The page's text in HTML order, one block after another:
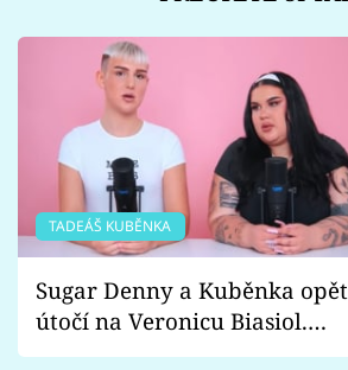
TADEÁŠ KUBĚNKA
Sugar Denny a Kuběnka opět
útočí na Veronicu Biasiol.
Proč je podle nich falešná a